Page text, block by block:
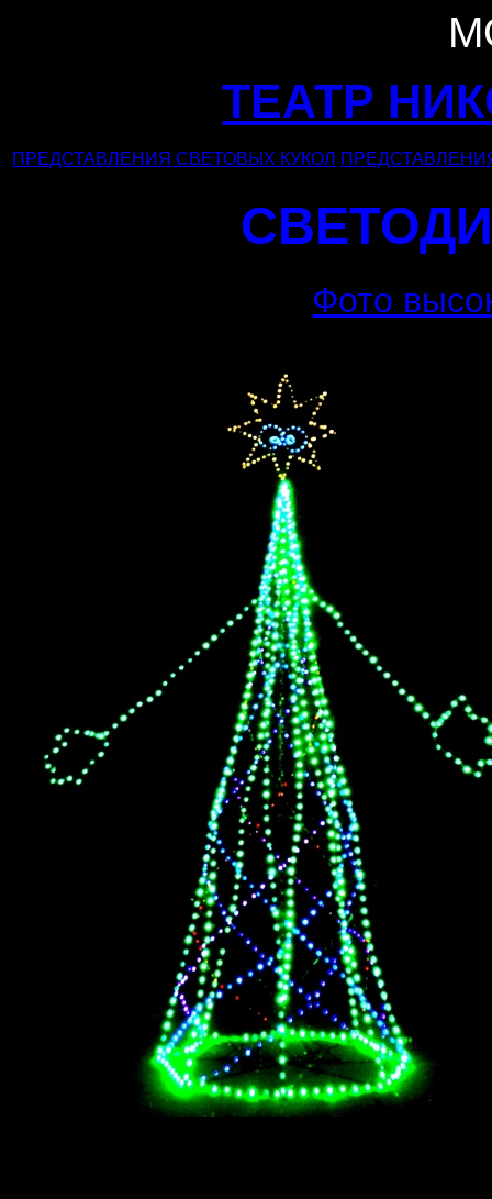
ТЕАТР
ПРЕДСТАВЛЕНИЯ СВЕТОВЫХ КУКОЛ
Фото